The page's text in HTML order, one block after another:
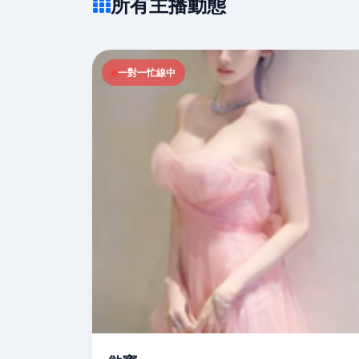
一對一忙線中